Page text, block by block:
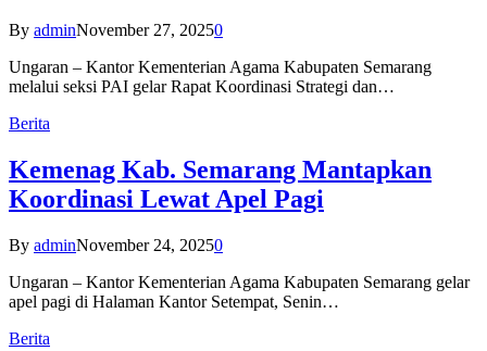
By adminNovember 27, 20250
Ungaran – Kantor Kementerian Agama Kabupaten Semarang
melalui seksi PAI gelar Rapat Koordinasi Strategi dan…
Berita
Kemenag Kab. Semarang Mantapkan
Koordinasi Lewat Apel Pagi
By adminNovember 24, 20250
Ungaran – Kantor Kementerian Agama Kabupaten Semarang gelar
apel pagi di Halaman Kantor Setempat, Senin…
Berita